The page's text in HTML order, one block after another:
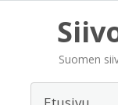
Suomen